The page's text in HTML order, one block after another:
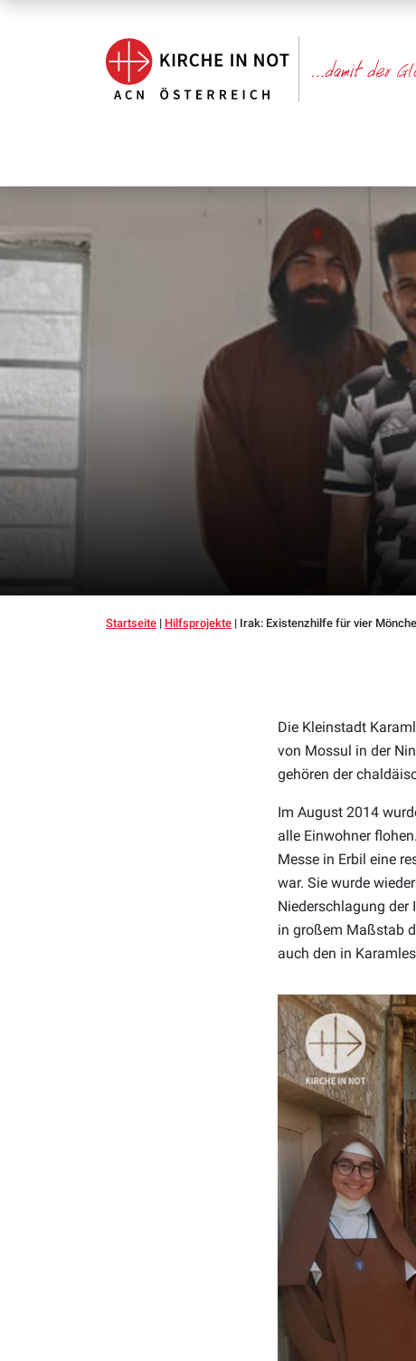
Startseite | Hilfsprojekte | Irak: Existenzhilfe für vier
Die Kleinstadt
von Mossul in der
gehören der
Im August 2014
alle Einwohner
Messe in Erbil eine
war. Sie wurde
Niederschlagung der
in großem Maßstab
auch den in